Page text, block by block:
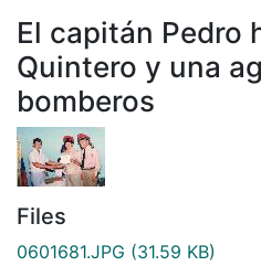
El capitán Pedro
Quintero y una
bomberos
Files
0601681.JPG (31.59 KB)